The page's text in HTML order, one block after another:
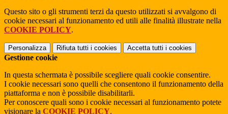
Questo sito o gli strumenti terzi da questo utilizzati si avvalgono di
cookie necessari al funzionamento ed utili alle finalità illustrate nella
COOKIE POLICY.
Personalizza Rifiuta tutti i cookies Accetta tutti i cookies
Gestione cookie
In questa schermata è possibile scegliere quali cookie consentire.
I cookie necessari sono quelli che consentono il funzionamento della
piattaforma e non è possibile disabilitarli.
Per conoscere quali sono i cookie necessari al funzionamento potete
visionare la COOKIE POLICY.